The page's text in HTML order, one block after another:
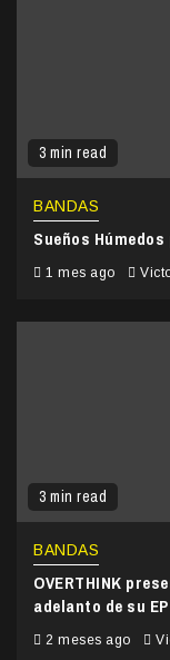
3 min read
BANDAS
Sueños
1 mes ago
3 min read
BANDAS
OVERTHINK
adelanto de su
2 meses ago